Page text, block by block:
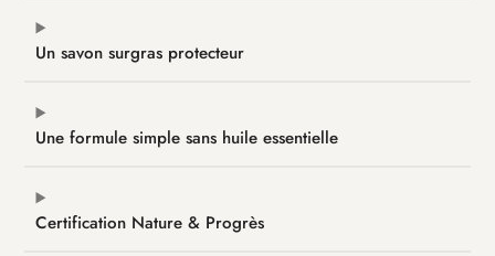
Un savon surgras protecteur
Une formule simple sans huile essentielle
Certification Nature & Progrès